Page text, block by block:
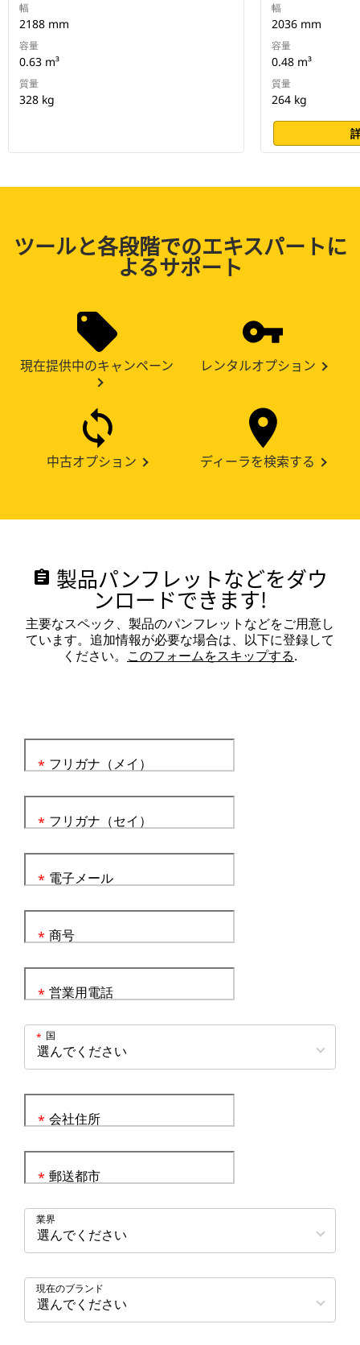
幅
2188 mm
容量
0.63 m³
質量
328 kg
幅
2036 mm
容量
0.48 m³
質量
264 kg
ツールと各段階でのエキスパートに
よるサポート
現在提供中のキャンペーン レンタルオプション
中古オプション ディーラを検索する
assignment 製品パンフレットなどをダウ
ンロードできます!
主要なスペック、製品のパンフレットなどをご用意し
ています。追加情報が必要な場合は、以下に登録して
ください。 このフォームをスキップする.
フリガナ（メイ）
*
フリガナ（セイ）
*
電子メール
*
商号
*
営業用電話
*
国
*
会社住所
*
郵送都市
*
業界
現在のブランド